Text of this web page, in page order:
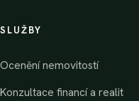
SLUŽBY
Ocenění nemovitostí
Konzultace financí a realit